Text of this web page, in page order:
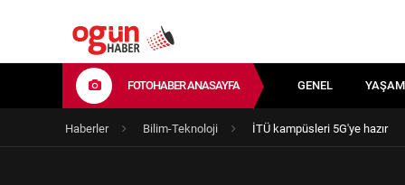
FOTOHABER ANASAYFA GENEL YAŞAM
Haberler Bilim-Teknoloji İTÜ kampüsleri 5G'ye hazır